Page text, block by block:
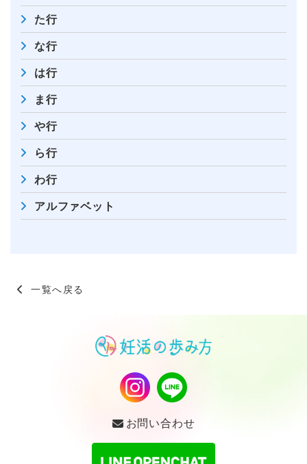
た行
な行
は行
ま行
や行
ら行
わ行
アルファベット
一覧へ戻る
お問い合わせ